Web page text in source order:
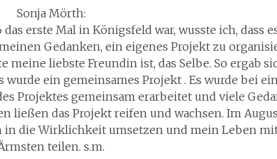
Sonja Mörth:
erste Mal in Königsfeld war, wusste ich, dass
Gedanken, ein eigenes Projekt zu
meine liebste Freundin ist, das Selbe. So ergab
wurde ein gemeinsames Projekt . Es wurde bei
Projektes gemeinsam erarbeitet und viele
ließen das Projekt reifen und wachsen. Im
in die Wirklichkeit umsetzen und mein Leben
teilen. s.m.